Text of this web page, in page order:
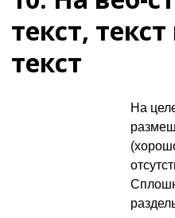
текст,
текст
На